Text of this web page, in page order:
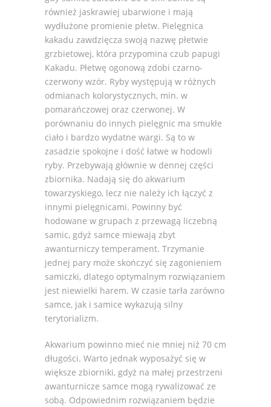
również jaskrawiej ubarwione i mają
wydłużone promienie płetw. Pielęgnica
kakadu zawdzięcza swoją nazwę płetwie
grzbietowej, która przypomina czub papugi
Kakadu. Płetwę ogonową zdobi czarno-
czerwony wzór. Ryby występują w różnych
odmianach kolorystycznych, min. w
pomarańczowej oraz czerwonej. W
porównaniu do innych pielęgnic ma smukłe
ciało i bardzo wydatne wargi. Są to w
zasadzie spokojne i dość łatwe w hodowli
ryby. Przebywają głównie w dennej części
zbiornika. Nadają się do akwarium
towarzyskiego, lecz nie należy ich łączyć z
innymi pielęgnicami. Powinny być
hodowane w grupach z przewagą liczebną
samic, gdyż samce miewają zbyt
awanturniczy temperament. Trzymanie
jednej pary może skończyć się zagonieniem
samiczki, dlatego optymalnym rozwiązaniem
jest niewielki harem. W czasie tarła zarówno
samce, jak i samice wykazują silny
terytorializm.
Akwarium powinno mieć nie mniej niż 70 cm
długości. Warto jednak wyposażyć się w
większe zbiorniki, gdyż na małej przestrzeni
awanturnicze samce mogą rywalizować ze
sobą. Odpowiednim rozwiązaniem będzie